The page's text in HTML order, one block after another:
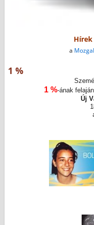
a
1 %
1 %-ának
Új